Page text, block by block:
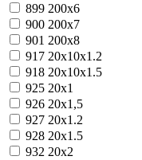
899 200x6
900 200x7
901 200x8
917 20x10x1.2
918 20x10x1.5
925 20х1
926 20х1,5
927 20х1.2
928 20х1.5
932 20х2